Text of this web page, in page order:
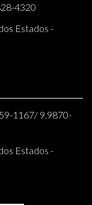
4320
Estados -
1167/ 9.9870-
Estados -